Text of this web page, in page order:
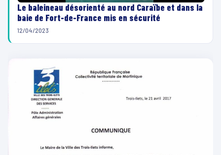
Le baleineau désorienté au nord Caraïbe et dans la
baie de Fort-de-France mis en sécurité
12/04/2023